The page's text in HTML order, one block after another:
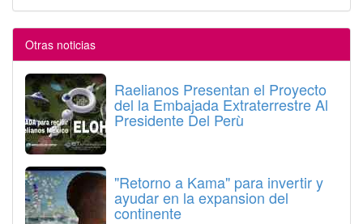
Otras noticias
Raelianos Presentan el Proyecto
del la Embajada Extraterrestre Al
Presidente Del Perù
"Retorno a Kama" para invertir y
ayudar en la expansion del
continente